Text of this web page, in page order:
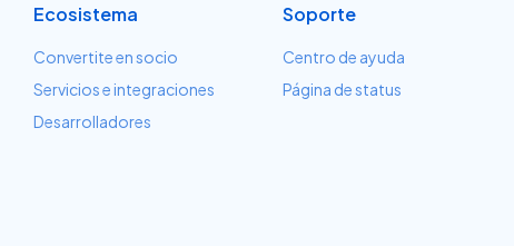
Ecosistema
Convertite en socio
Servicios e integraciones
Desarrolladores
Soporte
Centro de ayuda
Página de status